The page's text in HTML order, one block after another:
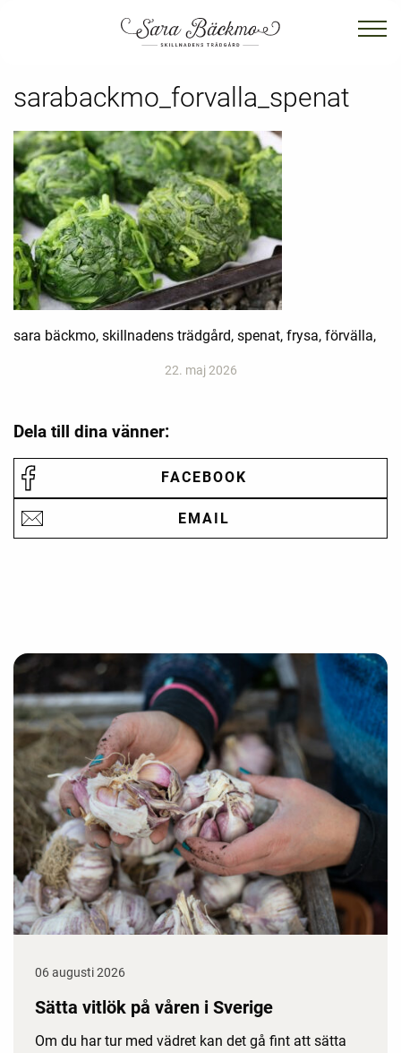
sarabackmo_forvalla_spenat
sara bäckmo, skillnadens trädgård, spenat, frysa, förvälla,
22. maj 2026
Dela till dina vänner:
FACEBOOK
EMAIL
06 augusti 2026
Sätta vitlök på våren i Sverige
Om du har tur med vädret kan det gå fint att sätta